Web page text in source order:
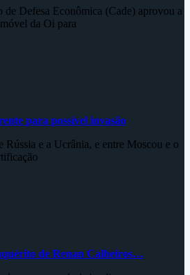
Defesa Econômica (Cade) aprovou a
da Oi para
para possível invasão
Rússia e a Ucrânia, e entre Moscou e o
de Renan Calheiros…